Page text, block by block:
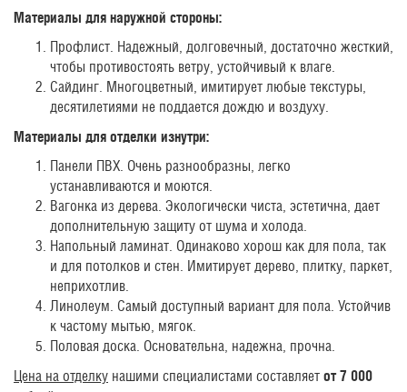
Материалы для наружной стороны:
Профлист. Надежный, долговечный, достаточно жесткий,
чтобы противостоять ветру, устойчивый к влаге.
Сайдинг. Многоцветный, имитирует любые текстуры,
десятилетиями не поддается дождю и воздуху.
Материалы для отделки изнутри:
Панели ПВХ. Очень разнообразны, легко
устанавливаются и моются.
Вагонка из дерева. Экологически чиста, эстетична, дает
дополнительную защиту от шума и холода.
Напольный ламинат. Одинаково хорош как для пола, так
и для потолков и стен. Имитирует дерево, плитку, паркет,
неприхотлив.
Линолеум. Самый доступный вариант для пола. Устойчив
к частому мытью, мягок.
Половая доска. Основательна, надежна, прочна.
Цена на отделку нашими специалистами составляет от 7 000